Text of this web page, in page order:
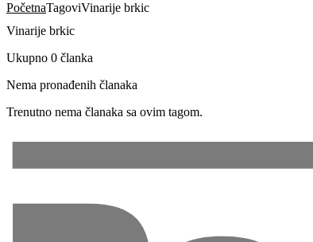
PočetnaTagoviVinarije brkic
Vinarije brkic
Ukupno 0 članka
Nema pronađenih članaka
Trenutno nema članaka sa ovim tagom.